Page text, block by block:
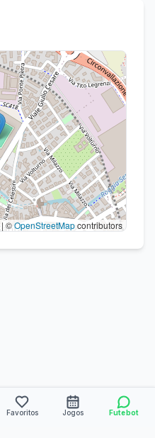
|©OpenStreetMapcontributors
Favoritos Jogos Futebot